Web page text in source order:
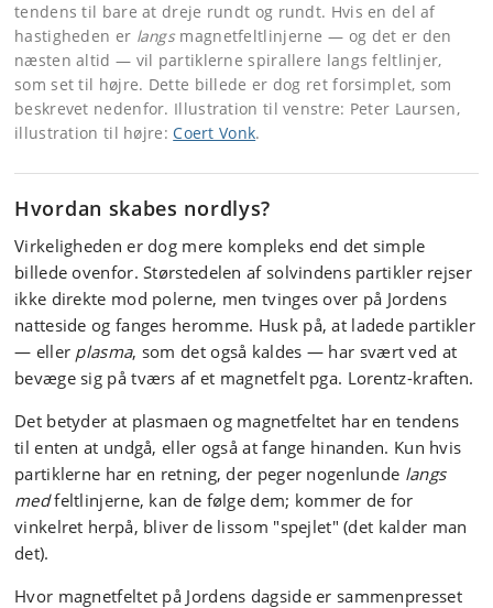
tendens til bare at dreje rundt og rundt. Hvis en del af
hastigheden er langsmagnetfeltlinjerne — og det er den
næsten altid — vil partiklerne spirallere langs feltlinjer,
som set til højre. Dette billede er dog ret forsimplet, som
beskrevet nedenfor. Illustration til venstre: Peter Laursen,
illustration til højre:Coert Vonk.
Hvordan skabes nordlys?
Virkeligheden er dog mere kompleks end det simple
billede ovenfor. Størstedelen af solvindens partikler rejser
ikke direkte mod polerne, men tvinges over på Jordens
natteside og fanges heromme. Husk på, at ladede partikler
— eller plasma, som det også kaldes — har svært ved at
bevæge sig på tværs af et magnetfelt pga. Lorentz-kraften.
Det betyder at plasmaen og magnetfeltet har en tendens
til enten at undgå, eller også at fange hinanden. Kun hvis
partiklerne har en retning, der peger nogenlunde langs
medfeltlinjerne, kan de følge dem; kommer de for
vinkelret herpå, bliver de lissom "spejlet" (det kalder man
det).
Hvor magnetfeltet på Jordens dagside er sammenpresset